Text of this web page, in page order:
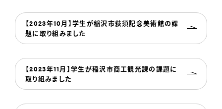
【2023年10月】学生が稲沢市荻須記念美術館の課
題に取り組みました
【2023年11月】学生が稲沢市商工観光課の課題に
取り組みました